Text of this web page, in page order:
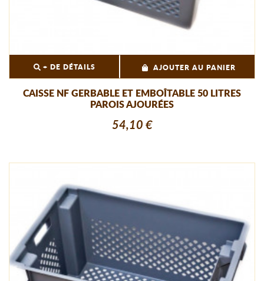
+ DE DÉTAILS AJOUTER AU PANIER
CAISSE NF GERBABLE ET EMBOÎTABLE 50 LITRES
PAROIS AJOURÉES
54,10 €